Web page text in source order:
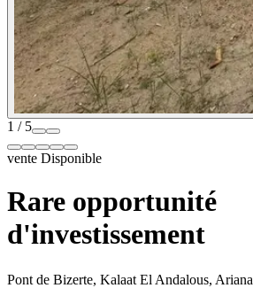
1 / 5
vente Disponible
Rare opportunité
d'investissement
Pont de Bizerte, Kalaat El Andalous, Ariana